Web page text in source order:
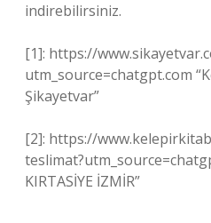
indirebilirsiniz.
[1]: https://
utm_source=chatgpt.com
Şikayetvar”
[2]: https://
KIRTASİYE İZMİR”